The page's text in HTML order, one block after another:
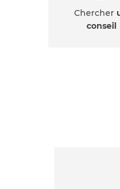
Chercher
conseil